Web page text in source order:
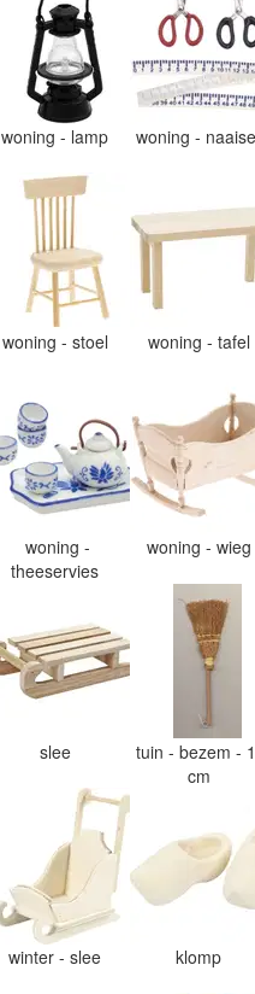
woning - lamp woning -
woning - stoel woning - tafel
woning -
theeservies
woning - wieg
slee
tuin - bezem -
cm
winter - slee klomp